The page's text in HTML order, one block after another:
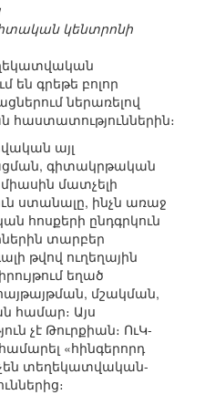
կենտրոնի
են գրեթե բոլոր
ներառելով
այլ
գիտակրթական
մատչելի
ստանալը, ինչն առաջ
հոսքերի ընդգրկուն
տարբեր
թվով ուղեղային
եղած
մշակման,
համար։ Այս
չէ Թուրքիան։ ՈւԿ-
«հինգերորդ
տեղեկատվական-